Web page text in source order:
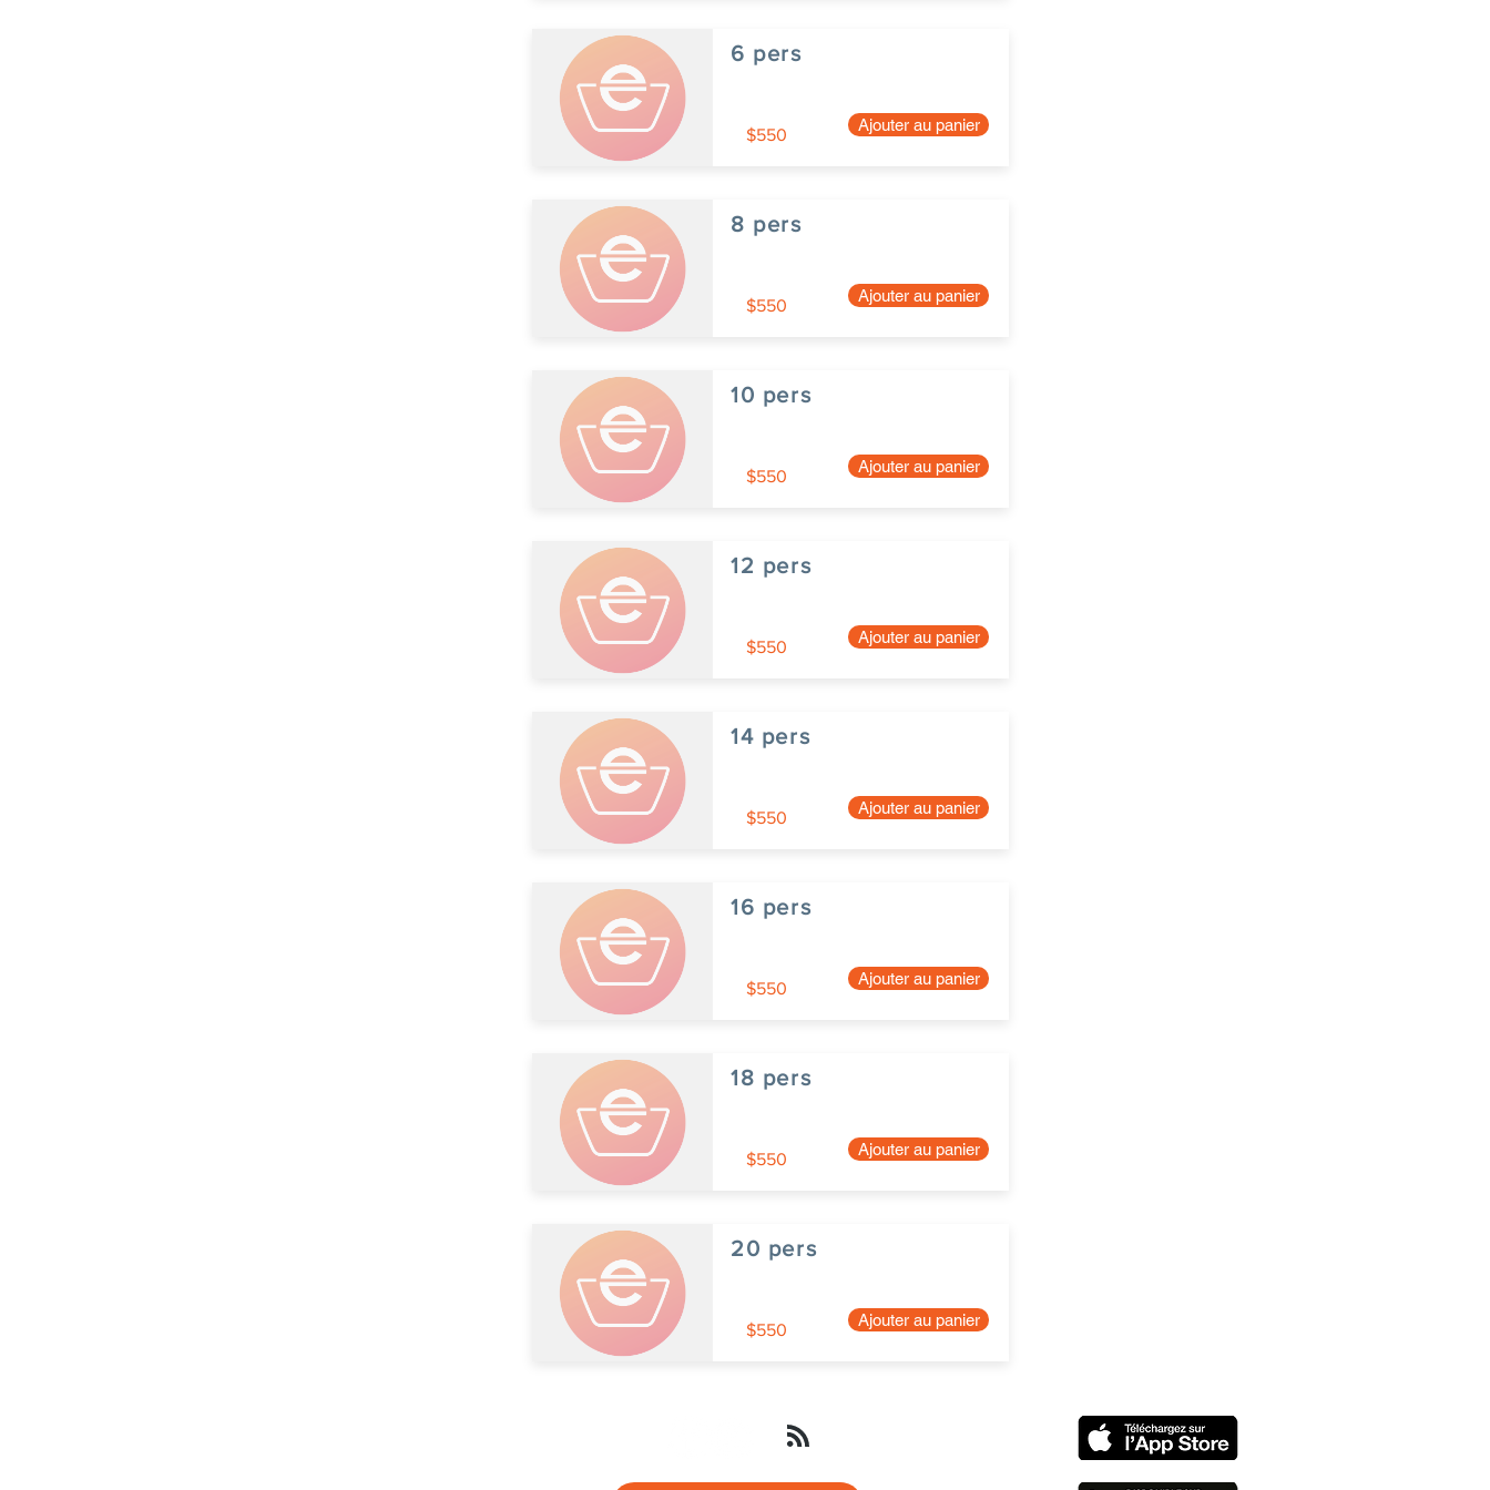
6 pers
$550
Ajouter au panier
8 pers
$550
Ajouter au panier
10 pers
$550
Ajouter au panier
12 pers
$550
Ajouter au panier
14 pers
$550
Ajouter au panier
16 pers
$550
Ajouter au panier
18 pers
$550
Ajouter au panier
20 pers
$550
Ajouter au panier